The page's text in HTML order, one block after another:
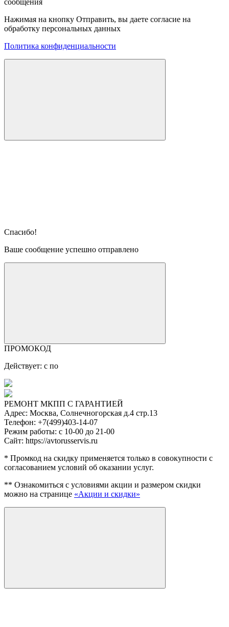
Нажимая на кнопку Отправить, вы даете согласие на
обработку персональных данных
Политика конфиденциальности
Спасибо!
Ваше сообщение успешно отправлено
ПРОМОКОД
Действует: с по
РЕМОНТ МКПП С ГАРАНТИЕЙ
Адрес: Москва, Солнечногорская д.4 стр.13
Телефон: +7(499)403-14-07
Режим работы: с 10-00 до 21-00
Сайт: https://avtorusservis.ru
* Промкод на скидку применяется только в совокупности с
согласованием условий об оказании услуг.
** Ознакомиться с условиями акции и размером скидки
можно на странице «Акции и скидки»